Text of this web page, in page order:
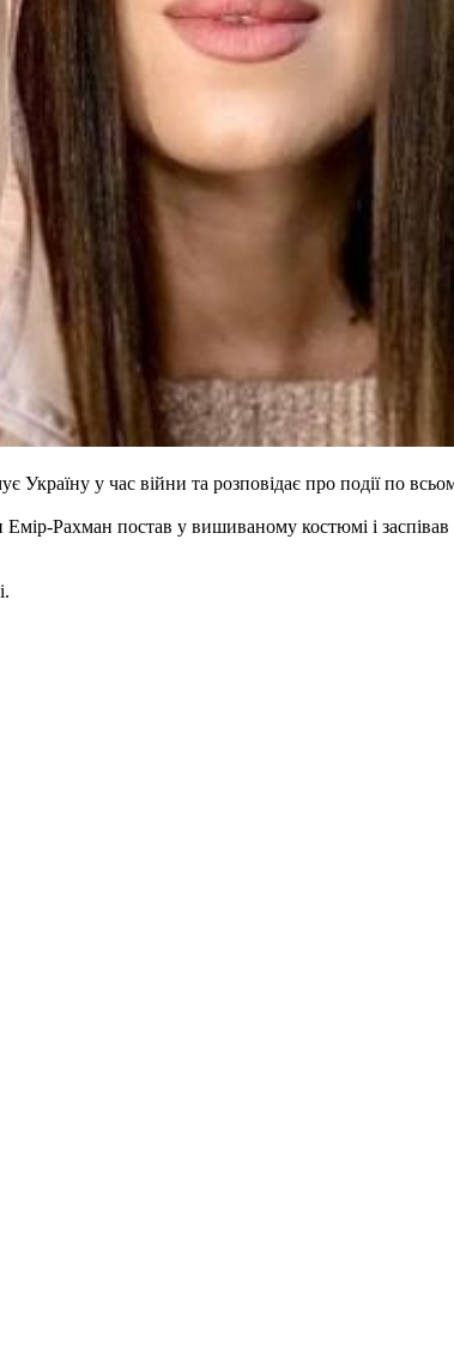
у час війни та розповідає про події по
Рахман постав у вишиваному костюмі і